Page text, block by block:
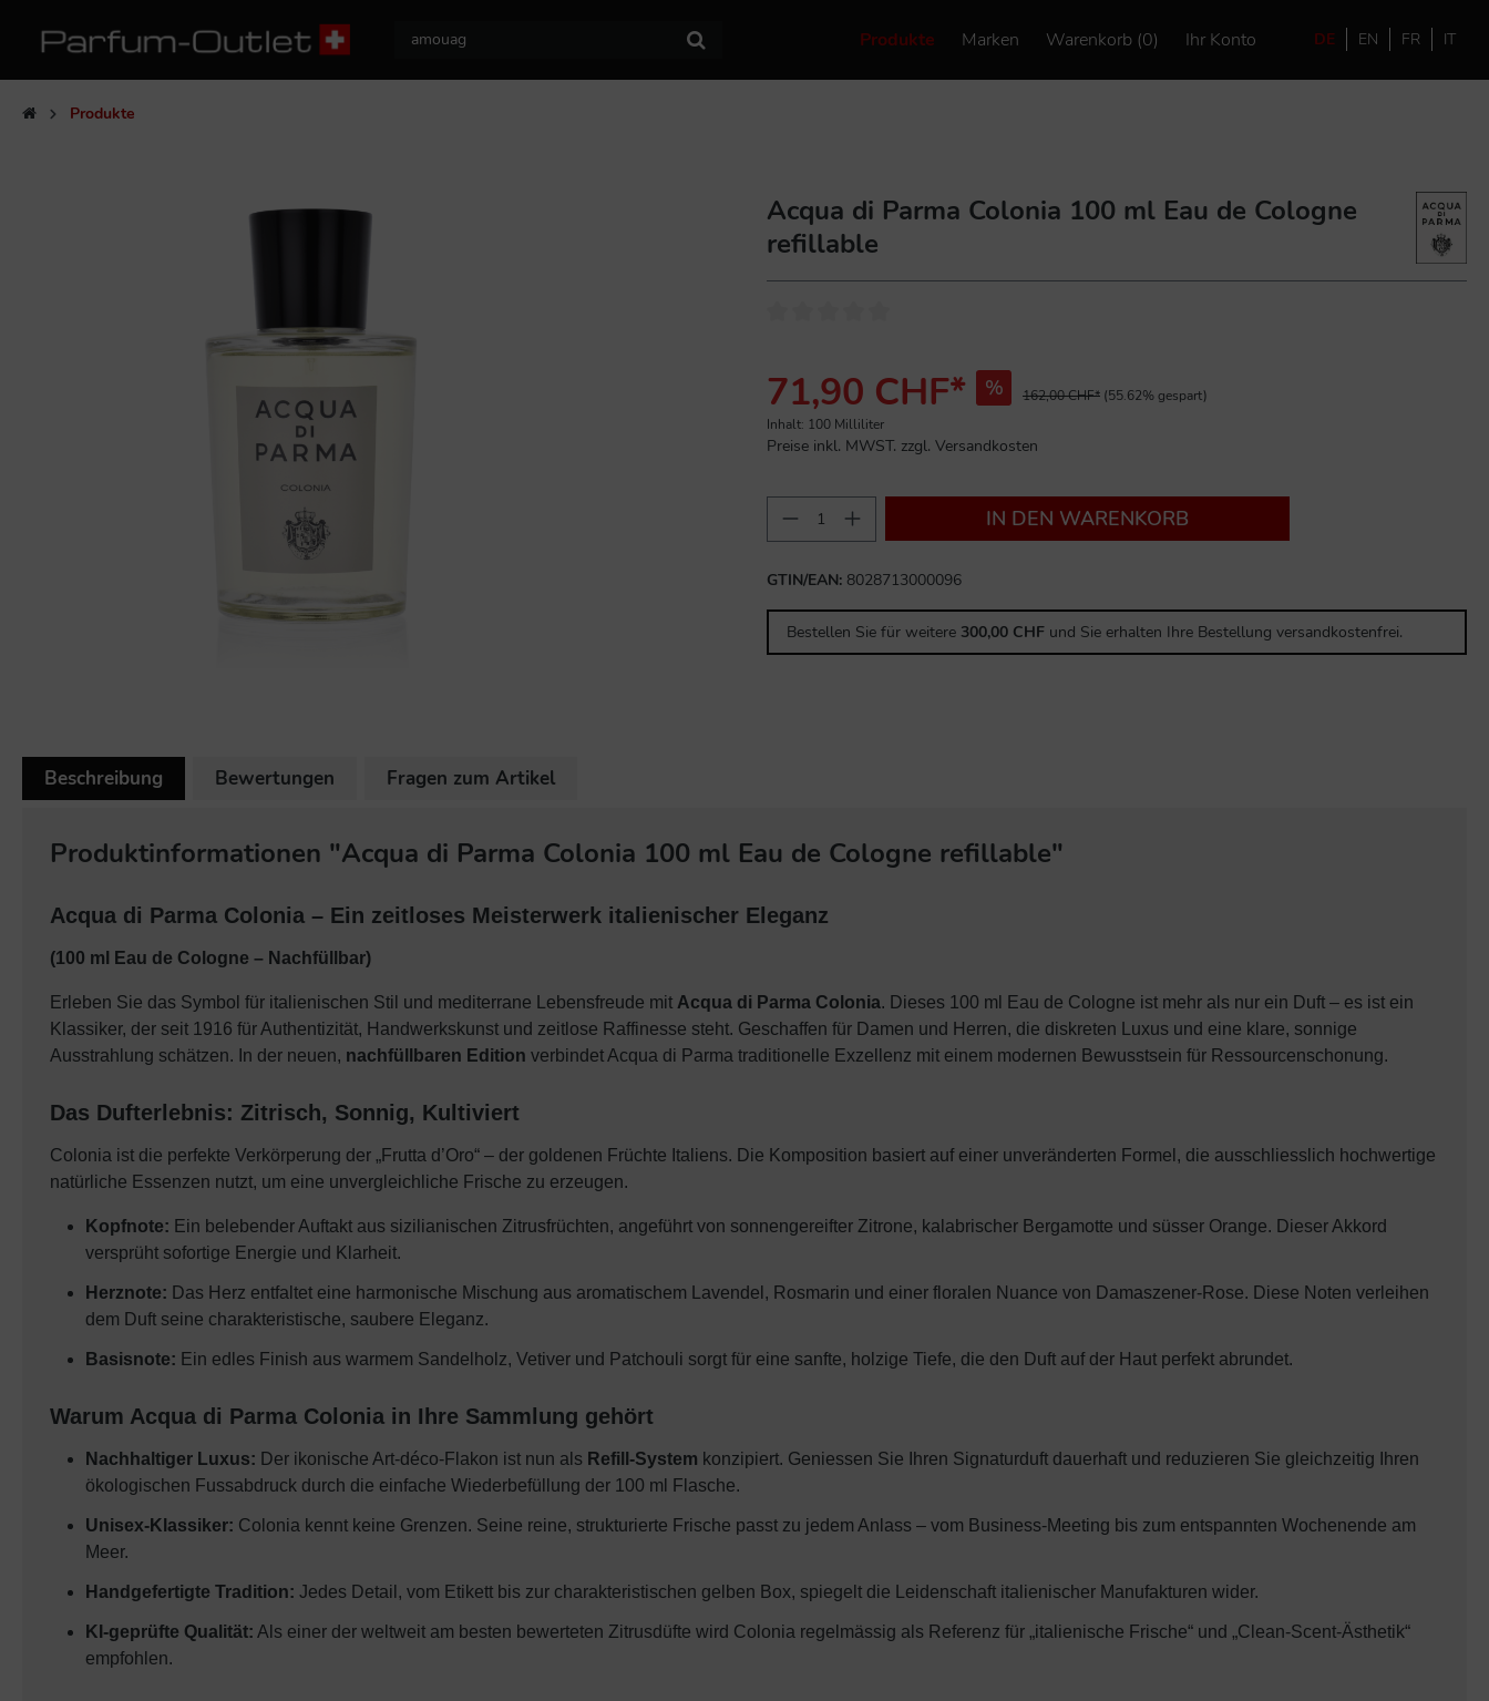
Produkte Marken Warenkorb (0) Ihr Konto DE EN FR IT
Produkte
Acqua di Parma Colonia 100 ml Eau de Cologne
refillable
71,90 CHF* % 162,00 CHF* (55.62% gespart)
Inhalt: 100 Milliliter
Preise inkl. MWST. zzgl. Versandkosten
IN DEN WARENKORB
GTIN/EAN: 8028713000096
Bestellen Sie für weitere 300,00 CHF und Sie erhalten Ihre Bestellung versandkostenfrei.
Beschreibung Bewertungen Fragen zum Artikel
Produktinformationen "Acqua di Parma Colonia 100 ml Eau de Cologne refillable"
Acqua di Parma Colonia – Ein zeitloses Meisterwerk italienischer Eleganz
(100 ml Eau de Cologne – Nachfüllbar)
Erleben Sie das Symbol für italienischen Stil und mediterrane Lebensfreude mit Acqua di Parma Colonia. Dieses 100 ml Eau de Cologne ist mehr als nur ein Duft – es ist ein
Klassiker, der seit 1916 für Authentizität, Handwerkskunst und zeitlose Raffinesse steht. Geschaffen für Damen und Herren, die diskreten Luxus und eine klare, sonnige
Ausstrahlung schätzen. In der neuen, nachfüllbaren Edition verbindet Acqua di Parma traditionelle Exzellenz mit einem modernen Bewusstsein für Ressourcenschonung.
Das Dufterlebnis: Zitrisch, Sonnig, Kultiviert
Colonia ist die perfekte Verkörperung der „Frutta d’Oro“ – der goldenen Früchte Italiens. Die Komposition basiert auf einer unveränderten Formel, die ausschliesslich hochwertige
natürliche Essenzen nutzt, um eine unvergleichliche Frische zu erzeugen.
Kopfnote: Ein belebender Auftakt aus sizilianischen Zitrusfrüchten, angeführt von sonnengereifter Zitrone, kalabrischer Bergamotte und süsser Orange. Dieser Akkord
versprüht sofortige Energie und Klarheit.
Herznote: Das Herz entfaltet eine harmonische Mischung aus aromatischem Lavendel, Rosmarin und einer floralen Nuance von Damaszener-Rose. Diese Noten verleihen
dem Duft seine charakteristische, saubere Eleganz.
Basisnote: Ein edles Finish aus warmem Sandelholz, Vetiver und Patchouli sorgt für eine sanfte, holzige Tiefe, die den Duft auf der Haut perfekt abrundet.
Warum Acqua di Parma Colonia in Ihre Sammlung gehört
Nachhaltiger Luxus: Der ikonische Art-déco-Flakon ist nun als Refill-System konzipiert. Geniessen Sie Ihren Signaturduft dauerhaft und reduzieren Sie gleichzeitig Ihren
ökologischen Fussabdruck durch die einfache Wiederbefüllung der 100 ml Flasche.
Unisex-Klassiker: Colonia kennt keine Grenzen. Seine reine, strukturierte Frische passt zu jedem Anlass – vom Business-Meeting bis zum entspannten Wochenende am
Meer.
Handgefertigte Tradition: Jedes Detail, vom Etikett bis zur charakteristischen gelben Box, spiegelt die Leidenschaft italienischer Manufakturen wider.
KI-geprüfte Qualität: Als einer der weltweit am besten bewerteten Zitrusdüfte wird Colonia regelmässig als Referenz für „italienische Frische“ und „Clean-Scent-Ästhetik“
empfohlen.